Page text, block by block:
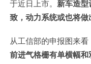
于近日上市。 新车造型
致，动力系统或也将做
从工信部的申报图来看
前进气格栅有单横幅